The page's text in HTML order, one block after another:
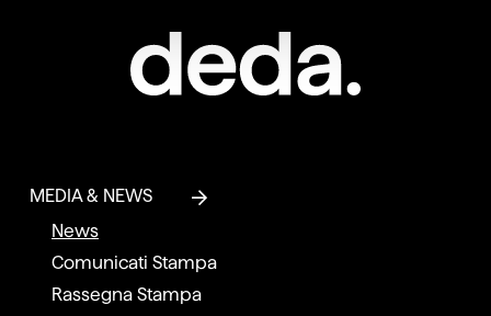
MEDIA & NEWS
News
Comunicati Stampa
Rassegna Stampa